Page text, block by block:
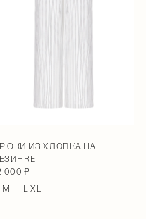
ИЗ ХЛОПКА НА
000 ₽
M
L-XL